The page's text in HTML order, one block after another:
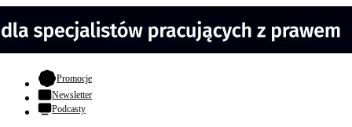
Promocje- otwiera się w nowej karcie
Newsletter
Podcasty